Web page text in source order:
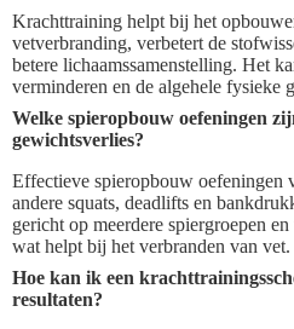
Krachttraining helpt bij het
vetverbranding, verbetert de
betere lichaamssamenstelling. Het
verminderen en de algehele fysieke
Welke spieropbouw oefeningen
gewichtsverlies?
Effectieve spieropbouw oefeningen
andere squats, deadlifts en
gericht op meerdere spiergroepen
wat helpt bij het verbranden van vet.
Hoe kan ik een
resultaten?